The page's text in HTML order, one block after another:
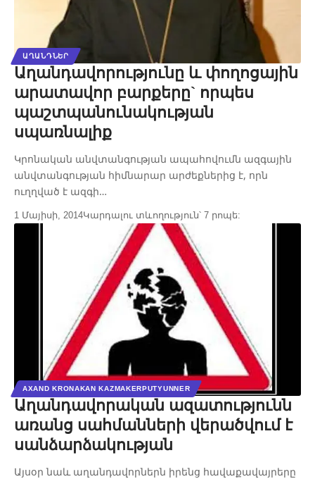
ԱՂԱՆԴՆԵՐ
Աղանդավորությունը և փողոցային
արատավոր բարքերը` որպես
պաշտպանունակության
սպառնալիք
Կրոնական անվտանգության ապահովումն ազգային
անվտանգության հիմնարար արժեքներից է, որն
ուղղված է ազգի…
1 Մայիսի, 2014Կարդալու տևողություն՝ 7 րոպե:
AXAND KRONAKAN KAZMAKERPUTYUNNER
Աղանդավորական ազատությունն
առանց սահմանների վերածվում է
սանձարձակության
Այսօր նաև աղանդավորներն իրենց հավաքավայրերը